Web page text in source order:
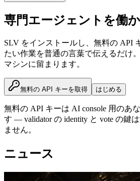
専門エージェントを働か
SLV をインストールし、無料の API
たい作業を普通の言葉で伝えるだけ
マシンに留まります。
無料の API キーを取得 はじめる
無料の API キーは AI console 用のあ
す — validator の identity と vote の鍵
ません。
ニュース